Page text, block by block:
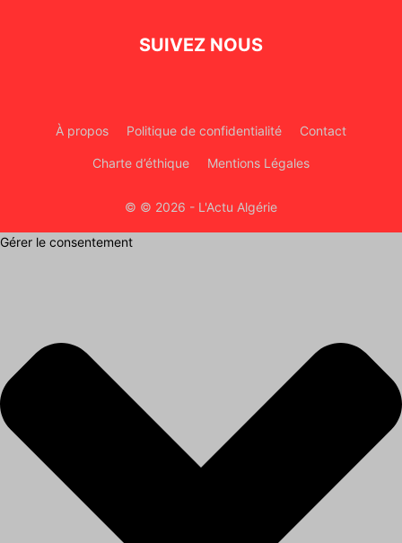
SUIVEZ NOUS
À propos Politique de confidentialité Contact
Charte d’éthique Mentions Légales
© © 2026 - L'Actu Algérie
Gérer le consentement